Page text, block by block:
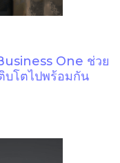
One ช่วย
บโตไปพร้อมกัน